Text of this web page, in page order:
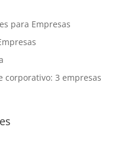
para Empresas
corporativo: 3 empresas